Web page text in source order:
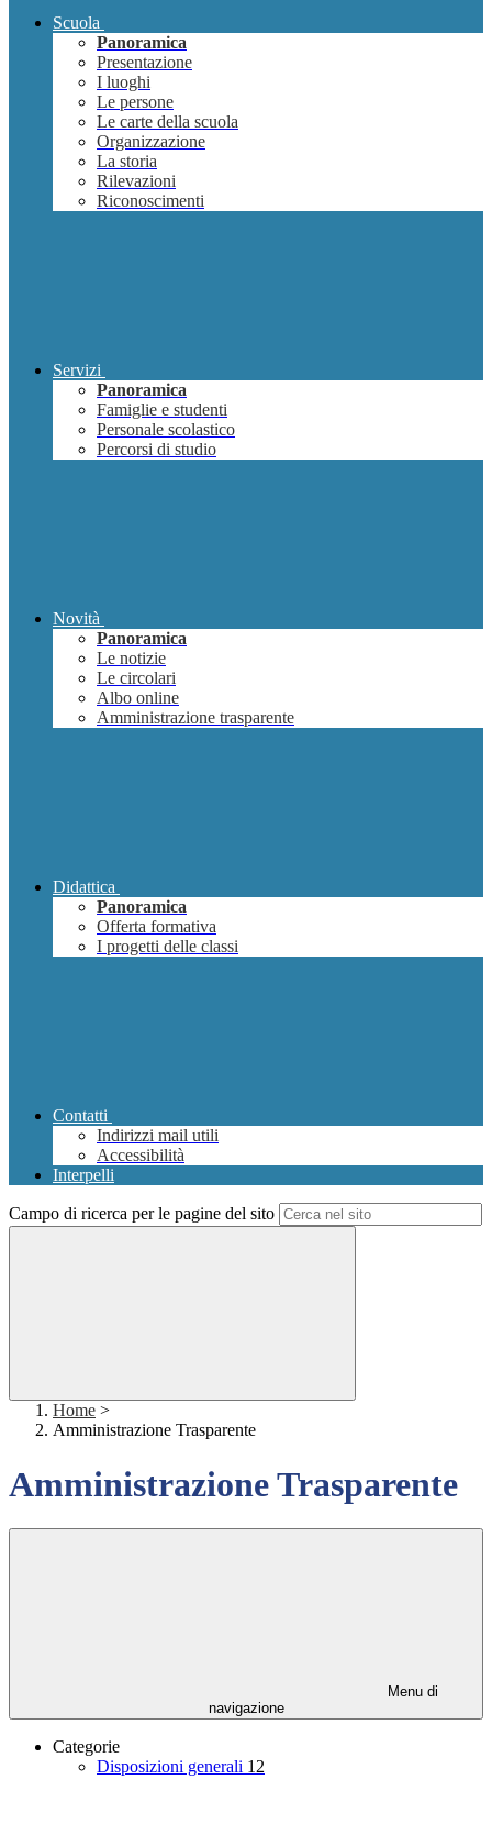
Scuola
Panoramica
Presentazione
I luoghi
Le persone
Le carte della scuola
Organizzazione
La storia
Rilevazioni
Riconoscimenti
Servizi
Panoramica
Famiglie e studenti
Personale scolastico
Percorsi di studio
Novità
Panoramica
Le notizie
Le circolari
Albo online
Amministrazione trasparente
Didattica
Panoramica
Offerta formativa
I progetti delle classi
Contatti
Indirizzi mail utili
Accessibilità
Interpelli
Campo di ricerca per le pagine del sito
Home >
Amministrazione Trasparente
Amministrazione Trasparente
Menu di
navigazione
Categorie
Disposizioni generali 12